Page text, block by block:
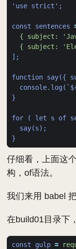
'use strict';
const sentences
{ subject:
];
function say({
}
for ( let s of
say(s);
}
仔细看，上面这
构，of语法。
我们来用 babel
在build01目录下
const gulp =